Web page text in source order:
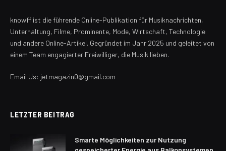
knowff ist die führende Online-Publikation für Musiknachrichten,
Unterhaltung, Filme, Prominente, Mode, Wirtschaft, Technologie
und andere Online-Artikel. Gegründet im Jahr 2025 und geleitet von
einem Team engagierter Freiwilliger, die Musik lieben.
Email Us: jetmagazin0@gmail.com
LETZTER BEITRAG
Smarte Möglichkeiten zur Nutzung